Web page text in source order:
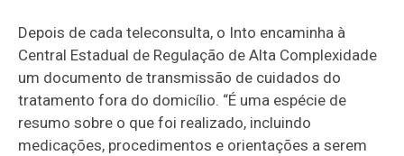
Depois de cada teleconsulta, o Into encaminha à
Central Estadual de Regulação de Alta Complexidade
um documento de transmissão de cuidados do
tratamento fora do domicílio. “É uma espécie de
resumo sobre o que foi realizado, incluindo
medicações, procedimentos e orientações a serem